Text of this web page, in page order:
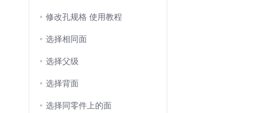
修改孔规格 使用教程
选择相同面
选择父级
选择背面
选择同零件上的面